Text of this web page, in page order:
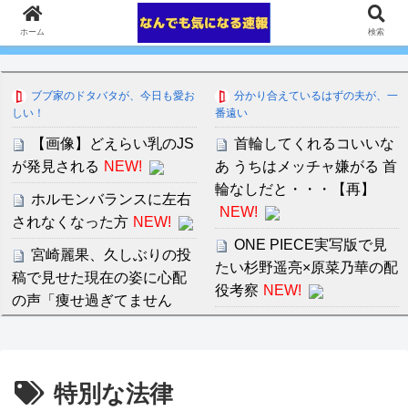
ブブ家のドタバタが、今日も愛お
しい！
【画像】どえらい乳のJS
が発見される NEW!
ホルモンバランスに左右
されなくなった方 NEW!
宮崎麗果、久しぶりの投
稿で見せた現在の姿に心配
の声「痩せ過ぎてません
1小隊のフォワードのようで
す【機動警察パトレイバ
分かり合えているはずの夫が、一
番遠い
首輪してくれるコいいな
あ うちはメッチャ嫌がる 首
輪なしだと・・・【再】
NEW!
ONE PIECE実写版で見
たい杉野遥亮×原菜乃華の配
役考察 NEW!
特別な法律
ホーム 検索